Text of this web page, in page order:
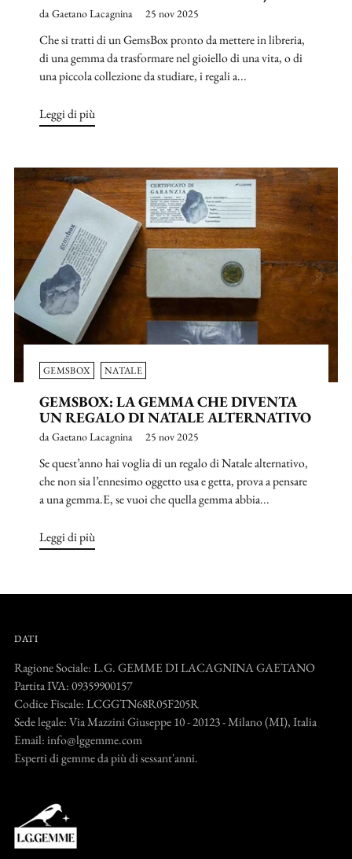
da Gaetano Lacagnina 25 nov 2025
Che si tratti di un GemsBox pronto da mettere in libreria,
di una gemma da trasformare nel gioiello di una vita, o di
una piccola collezione da studiare, i regali a...
Leggi di più
GEMSBOX NATALE
GEMSBOX: LA GEMMA CHE DIVENTA
UN REGALO DI NATALE ALTERNATIVO
da Gaetano Lacagnina 25 nov 2025
Se quest’anno hai voglia di un regalo di Natale alternativo,
che non sia l’ennesimo oggetto usa e getta, prova a pensare
a una gemma.E, se vuoi che quella gemma abbia...
Leggi di più
DATI
Ragione Sociale: L.G. GEMME DI LACAGNINA GAETANO
Partita IVA: 09359900157
Codice Fiscale: LCGGTN68R05F205R
Sede legale: Via Mazzini Giuseppe 10 - 20123 - Milano (MI), Italia
Email: info@lggemme.com
Esperti di gemme da più di sessant'anni.